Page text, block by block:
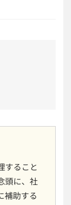
すること
頭に、社
補助する